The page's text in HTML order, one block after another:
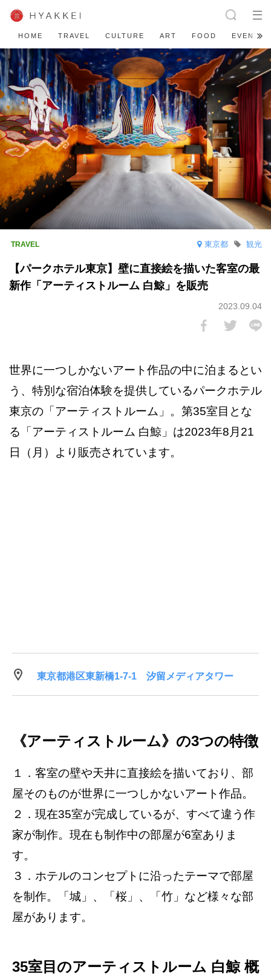
HOME TRAVEL CULTURE ART FOOD EVENT
東京都 観光
【パークホテル東京】壁に直接絵を描いた客室の最
新作「アーティストルーム 白鯨」を販売
2023.09.04
世界に一つしかないアート作品の中に泊まるとい
う、特別な宿泊体験を提供しているパークホテル
東京の「アーティストルーム」。第35室目とな
る「アーティストルーム 白鯨」は2023年8月21
日（月）より販売されています。
東京都港区東新橋1-7-1 汐留メディアタワー
《アーティストルーム》の3つの特徴
１．客室の壁や天井に直接絵を描いており、部
屋そのものが世界に一つしかないアート作品。
２．現在35室が完成しているが、すべて違う作
家が制作。現在も制作中の部屋が6室ありま
す。
３．ホテルのコンセプトに沿ったテーマで部屋
を制作。「城」、「桜」、「竹」など様々な部
屋があります。
35室目のアーティストルーム 白鯨 概